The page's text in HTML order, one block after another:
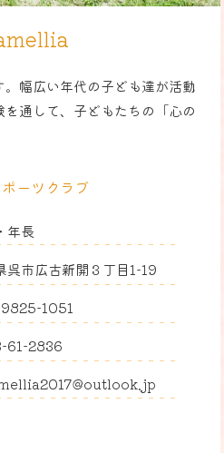
幅広い年代の子ども達が活動
通して、子どもたちの「心の
ーツクラブ
年長
呉市広古新開３丁目1-19
1051
61-2836